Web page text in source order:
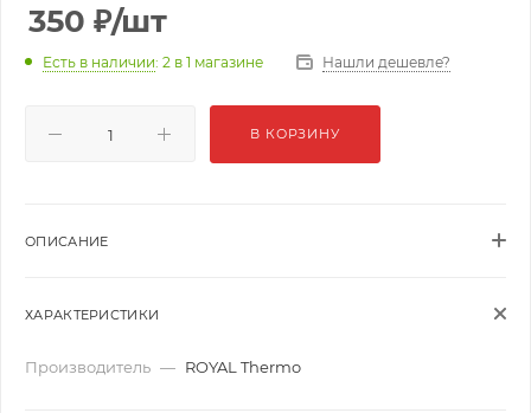
350 ₽/шт
Есть в наличии: 2 в 1 магазине Нашли дешевле?
В КОРЗИНУ
ОПИСАНИЕ
ХАРАКТЕРИСТИКИ
Производитель — ROYAL Thermo